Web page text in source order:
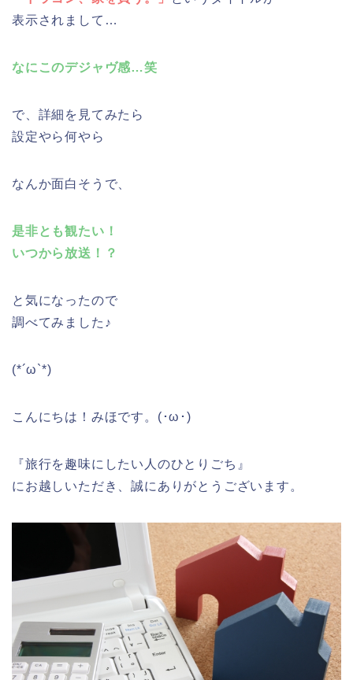
表示されまして…
なにこのデジャヴ感…笑
で、詳細を見てみたら
設定やら何やら
なんか面白そうで、
是非とも観たい！
いつから放送！？
と気になったので
調べてみました♪
(*´ω`*)
こんにちは！みほです。(･ω･)
『旅行を趣味にしたい人のひとりごち』
にお越しいただき、誠にありがとうございます。